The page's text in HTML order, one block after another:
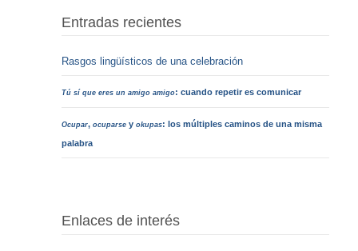
Entradas recientes
Rasgos lingüísticos de una celebración
Tú sí que eres un amigo amigo: cuando repetir es comunicar
Ocupar,ocuparse yokupas: los múltiples caminos de una misma
palabra
Enlaces de interés